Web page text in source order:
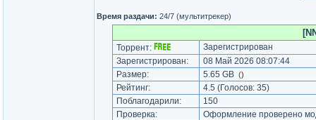
Время раздачи: 24/7 (мультитрекер)
Торрент:
Зарегистрирован
Зарегистрирован:
08 Май 2026 08:07:44
Размер:
5.65 GB ()
Рейтинг: 4.5 (Голосов: 35)
Поблагодарили:
150
Проверка:
Оформление проверено